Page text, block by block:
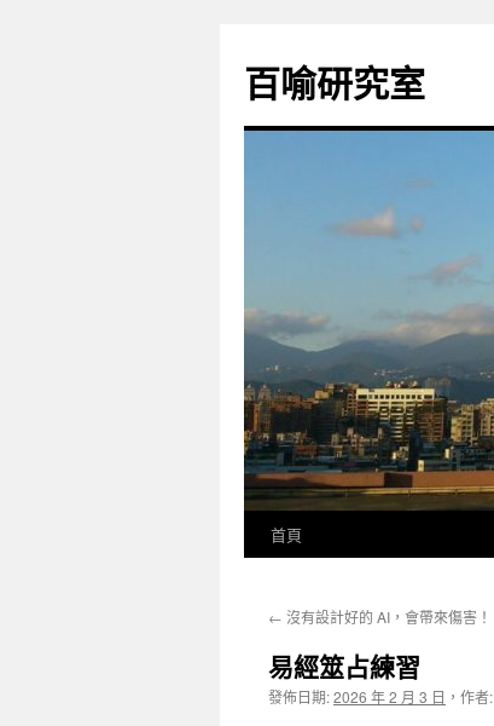
百喻研究室
要
首頁
← 沒有設計好的 AI，會帶來傷害！
易經筮占練習
發佈日期:2026 年 2 月 3 日 ， 作者: